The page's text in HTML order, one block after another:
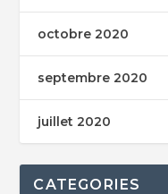
octobre 2020
septembre 2020
juillet 2020
CATEGORIES